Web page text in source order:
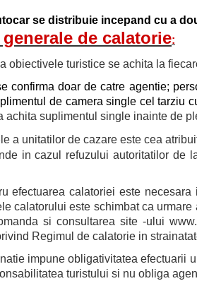
se distribuie incepand cu a
generale de calatorie:
obiectivele turistice se achita la
confirma doar de catre agentie;
de camera single cel tarziu
achita suplimentul single inainte de
a unitatilor de cazare este cea
in cazul refuzului autoritatilor de
efectuarea calatoriei este
calatorului este schimbat ca
si consultarea site -ului
Regimul de calatorie in
impune obligativitatea efectuarii
turistului si nu obliga